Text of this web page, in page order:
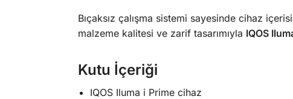
Bıçaksız çalışma sistemi sayesinde cihaz
malzeme kalitesi ve zarif tasarımıyla IQOS
Kutu İçeriği
IQOS Iluma i Prime cihaz